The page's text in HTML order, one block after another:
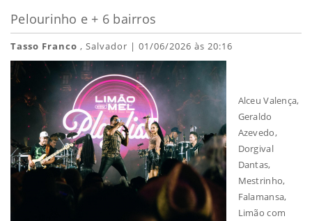
Pelourinho e + 6 bairros
Tasso Franco , Salvador | 01/06/2026 às 20:16
Alceu Valença,
Geraldo
Azevedo,
Dorgival
Dantas,
Mestrinho,
Falamansa,
Limão com